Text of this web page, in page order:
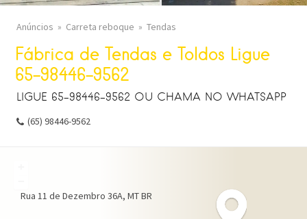
Anúncios Carreta reboque Tendas
Fábrica de Tendas e Toldos Ligue
65-98446-9562
LIGUE 65-98446-9562 OU CHAMA NO WHATSAPP
(65) 98446-9562
Rua 11 de Dezembro 36A MTBR